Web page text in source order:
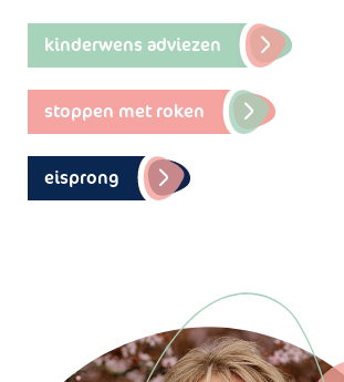
kinderwens adviezen
stoppen met roken
eisprong